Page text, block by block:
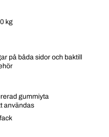
kg
på båda sidor och baktill
gummiyta
användas